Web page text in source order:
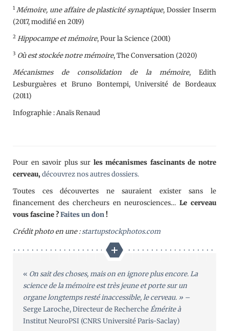
1 Mémoire, une affaire de plasticité synaptique, Dossier Inserm
(2017, modifié en 2019)
2 Hippocampe et mémoire, Pour la Science (2001)
3 Où est stockée notre mémoire, The Conversation (2020)
Mécanismes de consolidation de la mémoire, Edith
Lesburguères et Bruno Bontempi, Université de Bordeaux
(2011)
Infographie : Anaïs Renaud
Pour en savoir plus sur les mécanismes fascinants de notre
cerveau,découvrez nos autres dossiers.
Toutes ces découvertes ne sauraient exister sans le
financement des chercheurs en neurosciences…Le cerveau
vous fascine ?Faites un don!
Crédit photo en une :startupstockphotos.com
« On sait des choses, mais on en ignore plus encore.La
science de la mémoire est très jeune et porte sur un
organe longtemps resté inaccessible, le cerveau. » –
Serge Laroche, Directeur de RechercheÉmérite à
Institut NeuroPSI (CNRS Université Paris-Saclay)